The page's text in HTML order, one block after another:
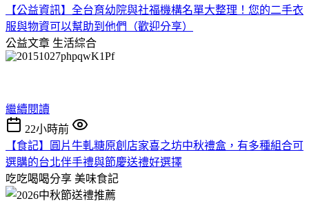
【公益資訊】全台育幼院與社福機構名單大整理！您的二手衣
服與物資可以幫助到他們（歡迎分享）
公益文章 生活綜合
繼續閱讀
22小時前
【食記】圓片牛軋糖原創店家喜之坊中秋禮盒，有多種組合可
選購的台北伴手禮與節慶送禮好選擇
吃吃喝喝分享 美味食記